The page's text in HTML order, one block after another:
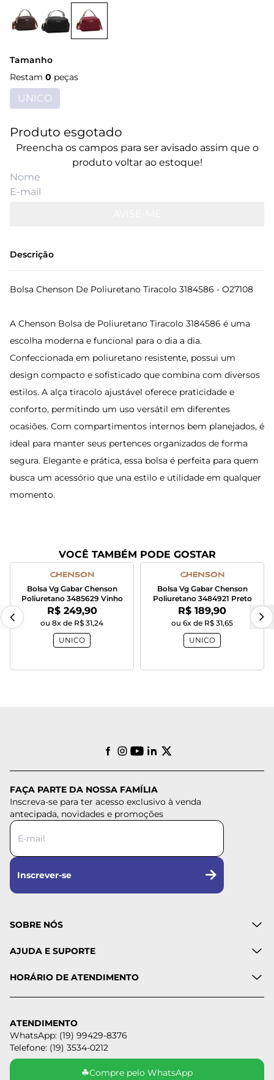
Tamanho
Restam 0 peças
UNICO
Produto esgotado
Preencha os campos para ser avisado assim que o
produto voltar ao estoque!
Descrição
Bolsa Chenson De Poliuretano Tiracolo 3184586 - O27108
A Chenson Bolsa de Poliuretano Tiracolo 3184586 é uma
escolha moderna e funcional para o dia a dia.
Confeccionada em poliuretano resistente, possui um
design compacto e sofisticado que combina com diversos
estilos. A alça tiracolo ajustável oferece praticidade e
conforto, permitindo um uso versátil em diferentes
ocasiões. Com compartimentos internos bem planejados, é
ideal para manter seus pertences organizados de forma
segura. Elegante e prática, essa bolsa é perfeita para quem
busca um acessório que una estilo e utilidade em qualquer
momento.
VOCÊ TAMBÉM PODE GOSTAR
Bolsa Vg Gabar Chenson
Poliuretano 3485629 Vinho
Por:
R$ 249,90
ou 8x de R$ 31,24
UNICO
Bolsa Vg Gabar Chenson
Poliuretano 3484921 Preto
Por:
R$ 189,90
ou 6x de R$ 31,65
UNICO
FAÇA PARTE DA NOSSA FAMÍLIA
Inscreva-se para ter acesso exclusivo à venda
antecipada, novidades e promoções
Inscrever-se
SOBRE NÓS
AJUDA E SUPORTE
HORÁRIO DE ATENDIMENTO
ATENDIMENTO
WhatsApp: (19) 99429-8376
Telefone: (19) 3534-0212
☘Compre pelo WhatsApp